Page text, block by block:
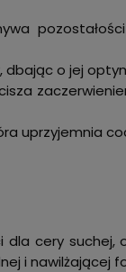
dbając o jej
uprzyjemnia
cery suchej,
i nawilżającej